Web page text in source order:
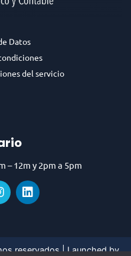
Datos
del servicio
– 12m y 2pm a 5pm
L
i
d
reservados | Launched by